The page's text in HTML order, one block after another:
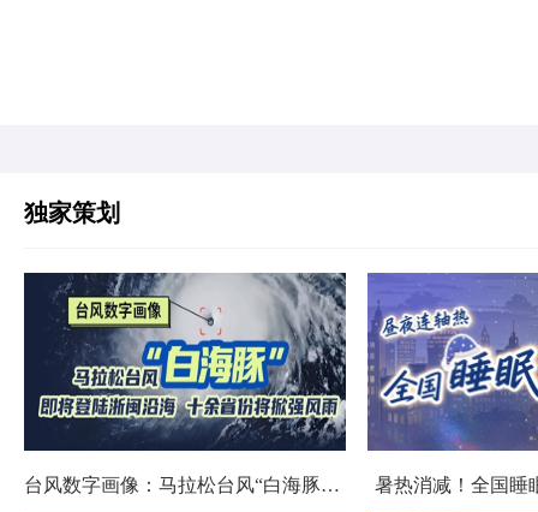
独家策划
台风数字画像：马拉松台风“白海豚”将影响十余省份 暑热消减！全国睡